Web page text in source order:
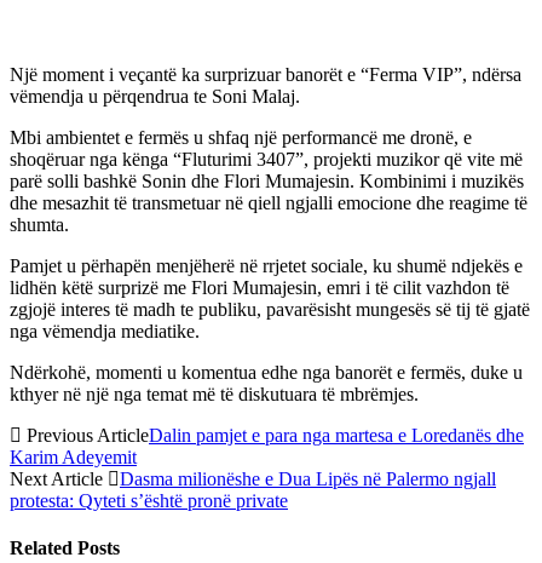
Një moment i veçantë ka surprizuar banorët e “Ferma VIP”, ndërsa
vëmendja u përqendrua te Soni Malaj.
Mbi ambientet e fermës u shfaq një performancë me dronë, e
shoqëruar nga kënga “Fluturimi 3407”, projekti muzikor që vite më
parë solli bashkë Sonin dhe Flori Mumajesin. Kombinimi i muzikës
dhe mesazhit të transmetuar në qiell ngjalli emocione dhe reagime të
shumta.
Pamjet u përhapën menjëherë në rrjetet sociale, ku shumë ndjekës e
lidhën këtë surprizë me Flori Mumajesin, emri i të cilit vazhdon të
zgjojë interes të madh te publiku, pavarësisht mungesës së tij të gjatë
nga vëmendja mediatike.
Ndërkohë, momenti u komentua edhe nga banorët e fermës, duke u
kthyer në një nga temat më të diskutuara të mbrëmjes.
Previous ArticleDalin pamjet e para nga martesa e Loredanës dhe
Karim Adeyemit
Next Article
Dasma milionëshe e Dua Lipës në Palermo ngjall
protesta: Qyteti s’është pronë private
Related Posts